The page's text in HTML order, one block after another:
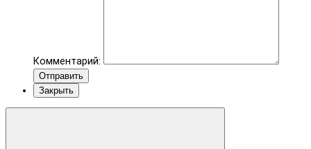
Комментарий:
Отправить
Закрыть